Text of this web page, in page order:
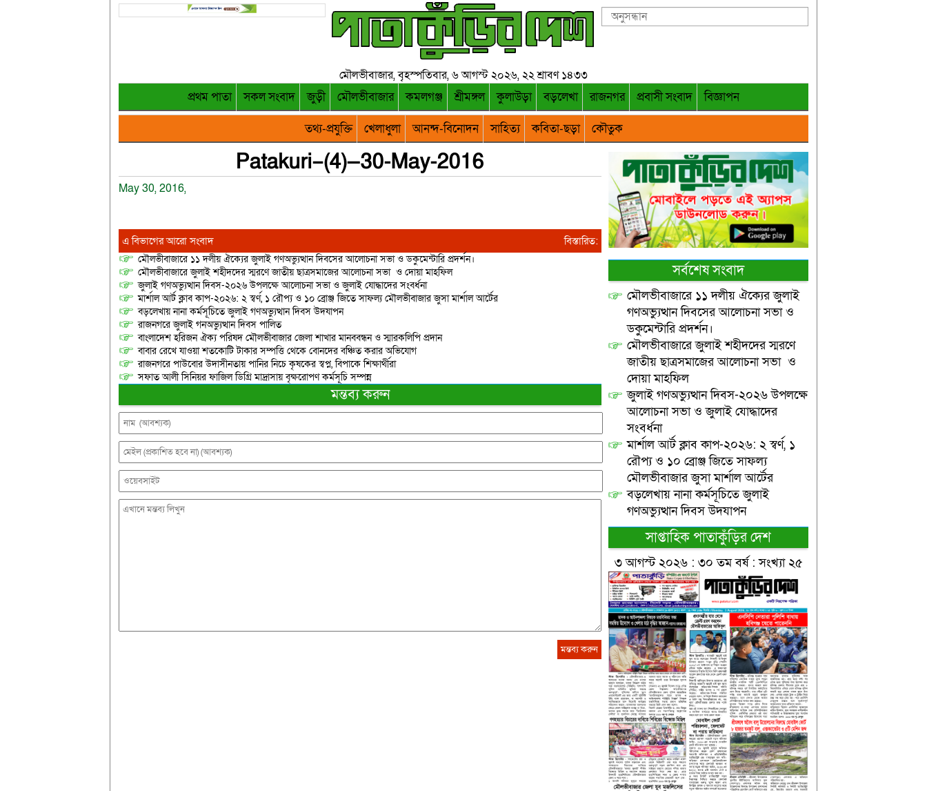
মৌলভীবাজার, বৃহস্পতিবার, ৬ আগস্ট ২০২৬, ২২ শ্রাবণ ১৪৩৩
প্রথম পাতা সকল সংবাদ জুড়ী মৌলভীবাজার কমলগঞ্জ শ্রীমঙ্গল কুলাউড়া বড়লেখা রাজনগর প্রবাসী সংবাদ
বিজ্ঞাপন
তথ্য-প্রযুক্তি
খেলাধুলা আনন্দ-বিনোদন সাহিত্য কবিতা-ছড়া কৌতুক
Patakuri–(4)—30-May-2016
May 30, 2016,
এ বিভাগের আরো সংবাদ বিস্তারিত:
মৌলভীবাজারে ১১ দলীয় ঐক্যের জুলাই গণঅভ্যুত্থান দিবসের আলোচনা সভা ও ডকুমেন্টারি প্রদর্শন।
মৌলভীবাজারে জুলাই শহীদদের স্মরণে জাতীয় ছাত্রসমাজের আলোচনা সভা ও দোয়া মাহফিল
জুলাই গণঅভ্যুত্থান দিবস-২০২৬ উপলক্ষে আলোচনা সভা ও জুলাই যোদ্ধাদের সংবর্ধনা
মার্শাল আর্ট ক্লাব কাপ-২০২৬: ২ স্বর্ণ, ১ রৌপ্য ও ১০ ব্রোঞ্জ জিতে সাফল্য মৌলভীবাজার জুসা মার্শাল আর্টের
বড়লেখায় নানা কর্মসূচিতে জুলাই গণঅভ্যুত্থান দিবস উদযাপন
রাজনগরে জুলাই গনঅভ্যুত্থান দিবস পালিত
বাংলাদেশ হরিজন ঐক্য পরিষদ মৌলভীবাজার জেলা শাখার মানববন্ধন ও স্মারকলিপি প্রদান
বাবার রেখে যাওয়া শতকোটি টাকার সম্পত্তি থেকে বোনদের বঞ্চিত করার অভিযোগ
রাজনগরে পাউবোর উদাসীনতায় পানির নিচে কৃষকের স্বপ্ন, বিপাকে শিক্ষার্থীরা
সফাত আলী সিনিয়র ফাজিল ডিগ্রি মাদ্রাসায় বৃক্ষরোপণ কর্মসূচি সম্পন্ন
মন্তব্য করুন
সর্বশেষ সংবাদ
মৌলভীবাজারে ১১ দলীয় ঐক্যের জুলাই
গণঅভ্যুত্থান দিবসের আলোচনা সভা ও
ডকুমেন্টারি প্রদর্শন।
মৌলভীবাজারে জুলাই শহীদদের স্মরণে
জাতীয় ছাত্রসমাজের আলোচনা সভা ও
দোয়া মাহফিল
জুলাই গণঅভ্যুত্থান দিবস-২০২৬ উপলক্ষে
আলোচনা সভা ও জুলাই যোদ্ধাদের
সংবর্ধনা
মার্শাল আর্ট ক্লাব কাপ-২০২৬: ২ স্বর্ণ, ১
রৌপ্য ও ১০ ব্রোঞ্জ জিতে সাফল্য
মৌলভীবাজার জুসা মার্শাল আর্টের
বড়লেখায় নানা কর্মসূচিতে জুলাই
গণঅভ্যুত্থান দিবস উদযাপন
সাপ্তাহিক পাতাকুঁড়ির দেশ
৩ আগস্ট ২০২৬ : ৩০ তম বর্ষ : সংখ্যা ২৫